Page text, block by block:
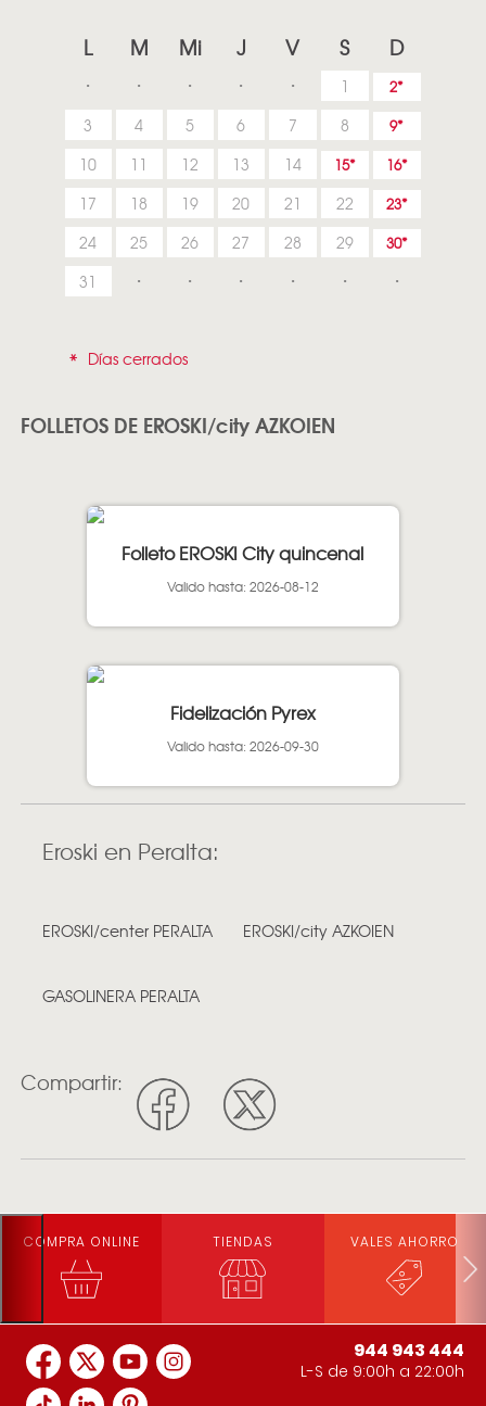
L M Mi J V S D
1 2
3 4 5 6 7 8 9
10 11 12 13 14 15 16
17 18 19 20 21 22 23
24 25 26 27 28 29 30
31
* Días cerrados
FOLLETOS DE EROSKI/city AZKOIEN
Folleto EROSKI City quincenal
Valido hasta: 2026-08-12
Fidelización Pyrex
Valido hasta: 2026-09-30
Eroski en Peralta:
EROSKI/center PERALTA EROSKI/city AZKOIEN
GASOLINERA PERALTA
Compartir:
COMPRA ONLINE TIENDAS VALES AHORRO
944 943 444
L-S de 9:00h a 22:00h